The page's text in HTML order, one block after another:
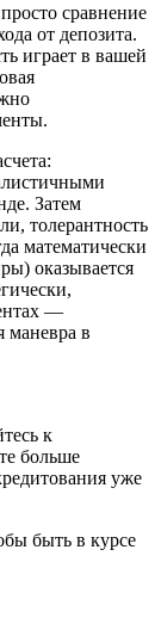
сравнение
от депозита.
играет в вашей
Затем
толерантность
математически
оказывается
—
маневра в
к
больше
уже
быть в курсе